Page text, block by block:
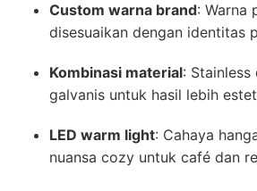
Custom warna brand: Warna
disesuaikan dengan identitas
Kombinasi material:
galvanis untuk hasil lebih
LED warm light: Cahaya
nuansa cozy untuk café dan